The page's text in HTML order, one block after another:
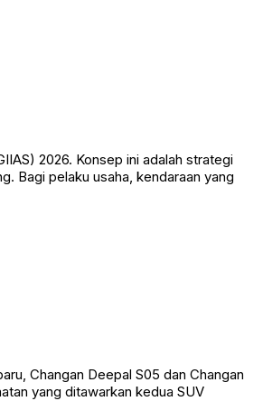
2026. Konsep ini adalah strategi
Bagi pelaku usaha, kendaraan yang
Changan Deepal S05 dan Changan
yang ditawarkan kedua SUV